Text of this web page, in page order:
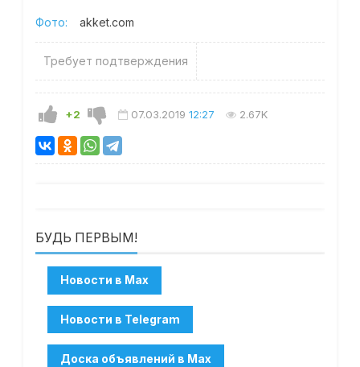
Фото: akket.com
Требует подтверждения
+2 07.03.2019 12:27 2.67K
БУДЬ ПЕРВЫМ!